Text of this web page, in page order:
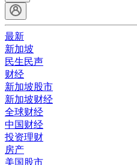
最新
新加坡
民生民声
财经
新加坡股市
新加坡财经
全球财经
中国财经
投资理财
房产
美国股市